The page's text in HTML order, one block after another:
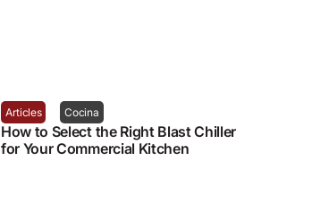
Articles Cocina
How to Select the Right Blast Chiller
for Your Commercial Kitchen